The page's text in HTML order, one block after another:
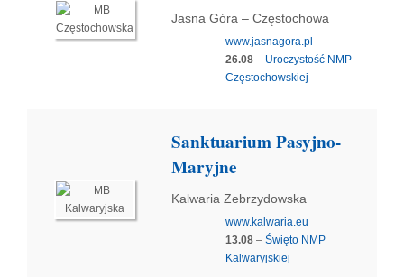
Jasna Góra – Częstochowa
www.jasnagora.pl
26.08 – Uroczystość NMP
Częstochowskiej
Sanktuarium Pasyjno-
Maryjne
Kalwaria Zebrzydowska
www.kalwaria.eu
13.08 – Święto NMP
Kalwaryjskiej